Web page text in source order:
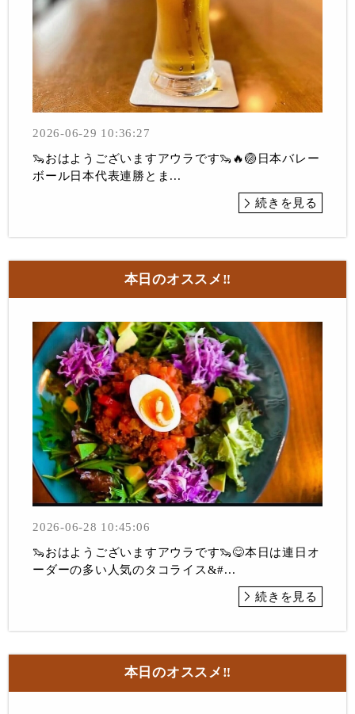
2026-06-29 10:36:27
🦦おはようございますアウラです🦦🔥🏐日本バレー
ボール日本代表連勝とま...
続きを見る
本日のオススメ‼︎
2026-06-28 10:45:06
🦦おはようございますアウラです🦦😋本日は連日オ
ーダーの多い人気のタコライス&#...
続きを見る
本日のオススメ‼︎